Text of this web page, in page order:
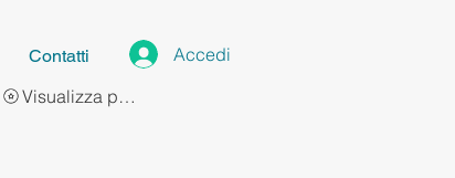
Contatti
Accedi
Visualizza punti